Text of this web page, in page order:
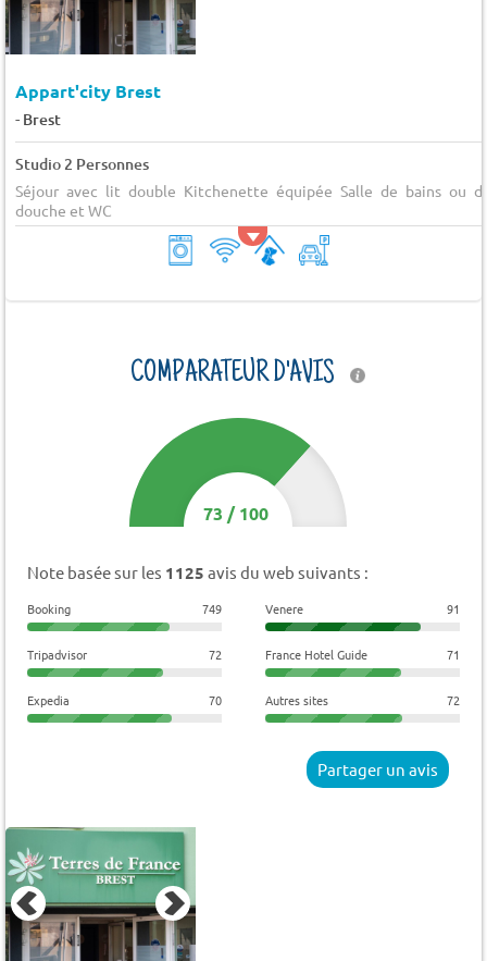
Appart'city Brest
- Brest
Studio 2 Personnes
Séjour avec lit double Kitchenette équipée Salle de bains ou
douche et WC
COMPARATEUR D'AVIS
73 /100
Note basée sur les 1125 avis du web suivants :
Booking 749 Venere 91
Tripadvisor 72 France Hotel Guide 71
Expedia 70 Autres sites 72
Partager un avis